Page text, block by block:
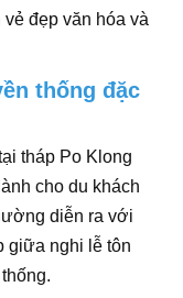
đẹp văn hóa và
thống đặc
tháp Po Klong
cho du khách
diễn ra với
giữa nghi lễ tôn